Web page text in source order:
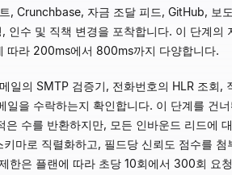
, Crunchbase, 자금 조달 피드, GitHub, 보
인수 및 직책 변경을 포착합니다. 이 단계
따라 200ms에서 800ms까지 다양합니다.
일의 SMTP 검증기, 전화번호의 HLR 조회
일을 수락하는지 확인합니다. 이 단계를
수를 반환하지만, 모든 인바운드 리드에
마로 직렬화하고, 필드당 신뢰도 점수를
은 플랜에 따라 초당 10회에서 300회 요